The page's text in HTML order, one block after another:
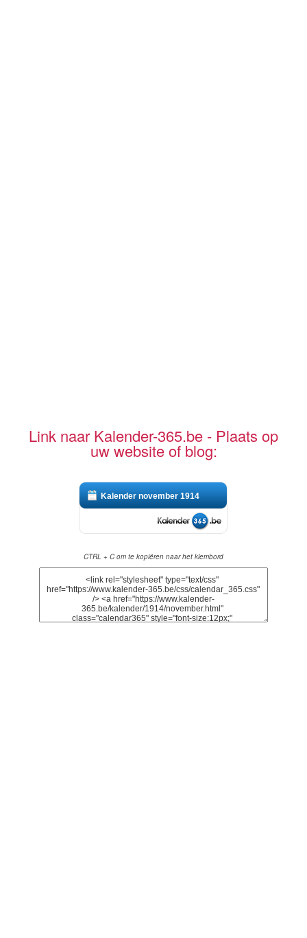
Link naar Kalender-365.be - Plaats op
uw website of blog:
Kalender november 1914
CTRL + C om te kopiëren naar het klembord